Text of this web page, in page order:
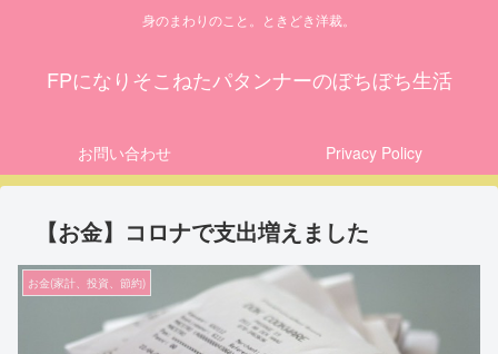
身のまわりのこと。ときどき洋裁。
FPになりそこねたパタンナーのぼちぼち生活
お問い合わせ Privacy Policy
【お金】コロナで支出増えました
お金(家計、投資、節約)